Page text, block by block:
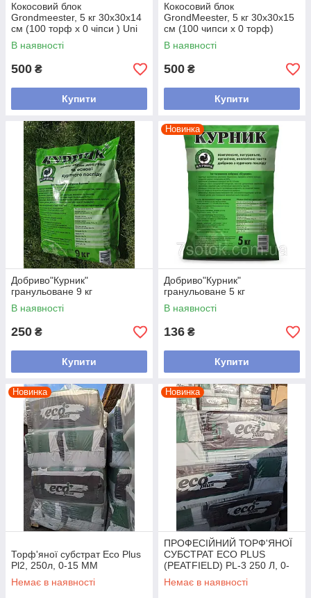
Кокосовий блок
Grondmeester, 5 кг 30x30x14
см (100 торф x 0 чіпси ) Uni
В наявності
500 ₴
Купити
Кокосовий блок
GrondMeester, 5 кг 30х30х15
см (100 чипси х 0 торф)
UNI100SS
В наявності
500 ₴
Купити
Добриво"Курник"
гранульоване 9 кг
В наявності
250 ₴
Купити
Новинка
Добриво"Курник"
гранульоване 5 кг
В наявності
136 ₴
Купити
Новинка
Торф'яної субстрат Eco Plus
Pl2, 250л, 0-15 ММ
Немає в наявності
Новинка
ПРОФЕСІЙНИЙ ТОРФ'ЯНОЇ
СУБСТРАТ ECO PLUS
(PEATFIELD) PL-3 250 Л, 0-
25 ММ КИСЛИЙ
Немає в наявності